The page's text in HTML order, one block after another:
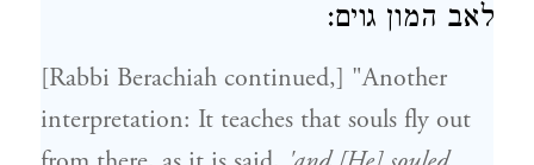
לאב המון גוים:
[Rabbi Berachiah continued,] "Another
interpretation: It teaches that souls fly out